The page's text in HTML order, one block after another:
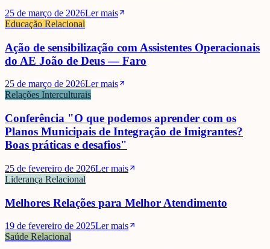
25 de março de 2026Ler mais
Educação Relacional
Ação de sensibilização com Assistentes Operacionais
do AE João de Deus — Faro
25 de março de 2026Ler mais
Relações Interculturais
Conferência "O que podemos aprender com os
Planos Municipais de Integração de Imigrantes?
Boas práticas e desafios"
25 de fevereiro de 2026Ler mais
Liderança Relacional
Melhores Relações para Melhor Atendimento
19 de fevereiro de 2025Ler mais
Saúde Relacional